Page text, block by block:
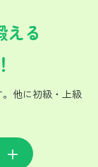
る
他に初級・上級